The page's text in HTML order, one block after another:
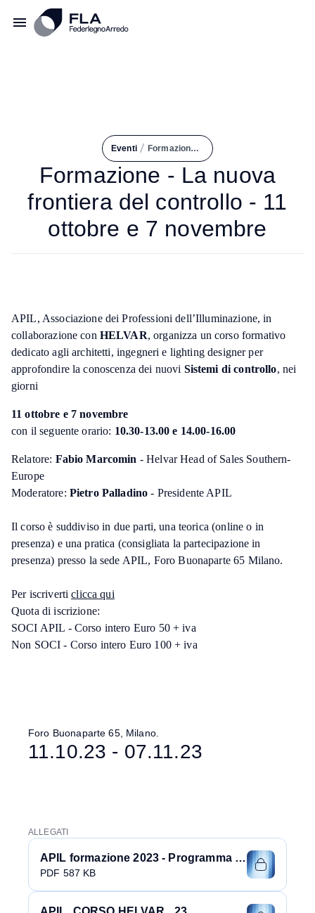
Eventi / Formazione - La Nuova Frontiera del Controllo - 11 Ottobre e 7 Novembre
Formazione - La nuova
frontiera del controllo - 11
ottobre e 7 novembre
APIL, Associazione dei Professioni dell’Illuminazione, in
collaborazione con HELVAR, organizza un corso formativo
dedicato agli architetti, ingegneri e lighting designer per
approfondire la conoscenza dei nuovi Sistemi di controllo, nei
giorni
11 ottobre e 7 novembre
con il seguente orario: 10.30-13.00 e 14.00-16.00
Relatore: Fabio Marcomin - Helvar Head of Sales Southern-
Europe
Moderatore: Pietro Palladino- Presidente APIL
Il corso è suddiviso in due parti, una teorica (online o in
presenza) e una pratica (consigliata la partecipazione in
presenza) presso la sede APIL, Foro Buonaparte 65 Milano.
Per iscriverticlicca qui
Quota di iscrizione:
SOCI APIL - Corso intero Euro 50 + iva
Non SOCI - Corso intero Euro 100 + iva
Foro Buonaparte 65, Milano.
11.10.23 - 07.11.23
ALLEGATI
APIL formazione 2023 - Programma Helvar
PDF 587 KB